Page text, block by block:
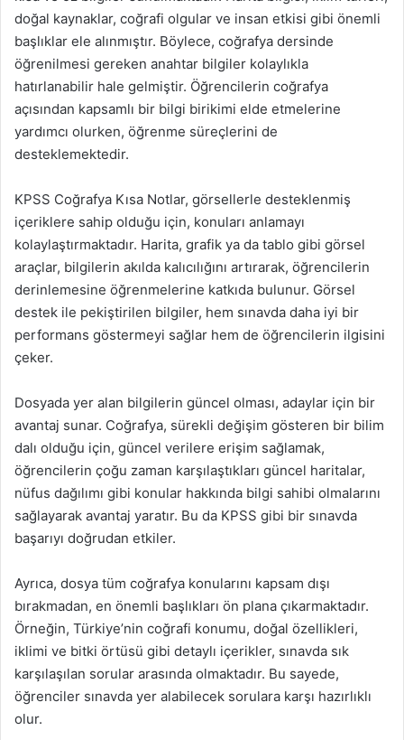
doğal kaynaklar, coğrafi olgular ve insan etkisi gibi önemli
başlıklar ele alınmıştır. Böylece, coğrafya dersinde
öğrenilmesi gereken anahtar bilgiler kolaylıkla
hatırlanabilir hale gelmiştir. Öğrencilerin coğrafya
açısından kapsamlı bir bilgi birikimi elde etmelerine
yardımcı olurken, öğrenme süreçlerini de
desteklemektedir.
KPSS Coğrafya Kısa Notlar, görsellerle desteklenmiş
içeriklere sahip olduğu için, konuları anlamayı
kolaylaştırmaktadır. Harita, grafik ya da tablo gibi görsel
araçlar, bilgilerin akılda kalıcılığını artırarak, öğrencilerin
derinlemesine öğrenmelerine katkıda bulunur. Görsel
destek ile pekiştirilen bilgiler, hem sınavda daha iyi bir
performans göstermeyi sağlar hem de öğrencilerin ilgisini
çeker.
Dosyada yer alan bilgilerin güncel olması, adaylar için bir
avantaj sunar. Coğrafya, sürekli değişim gösteren bir bilim
dalı olduğu için, güncel verilere erişim sağlamak,
öğrencilerin çoğu zaman karşılaştıkları güncel haritalar,
nüfus dağılımı gibi konular hakkında bilgi sahibi olmalarını
sağlayarak avantaj yaratır. Bu da KPSS gibi bir sınavda
başarıyı doğrudan etkiler.
Ayrıca, dosya tüm coğrafya konularını kapsam dışı
bırakmadan, en önemli başlıkları ön plana çıkarmaktadır.
Örneğin, Türkiye’nin coğrafi konumu, doğal özellikleri,
iklimi ve bitki örtüsü gibi detaylı içerikler, sınavda sık
karşılaşılan sorular arasında olmaktadır. Bu sayede,
öğrenciler sınavda yer alabilecek sorulara karşı hazırlıklı
olur.